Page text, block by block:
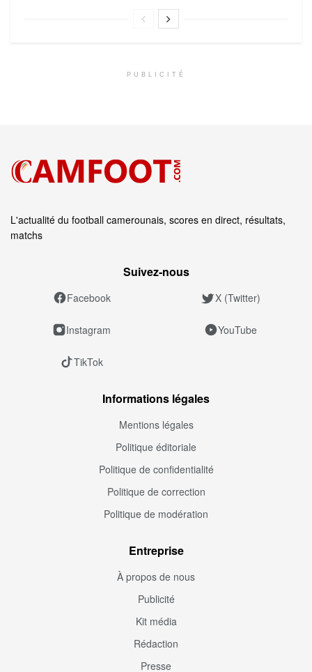
PUBLICITÉ
L'actualité du football camerounais, scores en direct, résultats,
matchs
Suivez‑nous
Facebook X (Twitter)
Instagram YouTube
TikTok
Informations légales
Mentions légales
Politique éditoriale
Politique de confidentialité
Politique de correction
Politique de modération
Entreprise
À propos de nous
Publicité
Kit média
Rédaction
Presse